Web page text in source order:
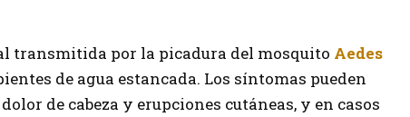
transmitida por la picadura del mosquito Aedes
de agua estancada. Los síntomas pueden
de cabeza y erupciones cutáneas, y en casos